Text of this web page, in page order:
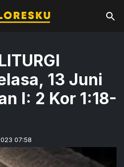
13 Juni
I: 2 Kor 1:18-
07:58